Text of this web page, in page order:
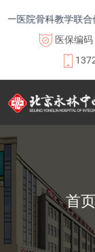
医院骨科教学联合体
医保编
首页